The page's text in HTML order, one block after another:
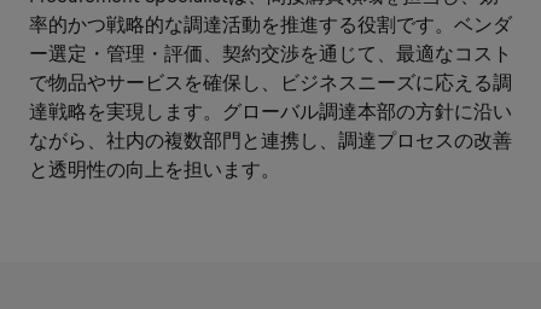
率的かつ戦略的な調達活動を推進する役割です。ベンダ
ー選定・管理・評価、契約交渉を通じて、最適なコスト
で物品やサービスを確保し、ビジネスニーズに応える調
達戦略を実現します。グローバル調達本部の方針に沿い
ながら、社内の複数部門と連携し、調達プロセスの改善
と透明性の向上を担います。